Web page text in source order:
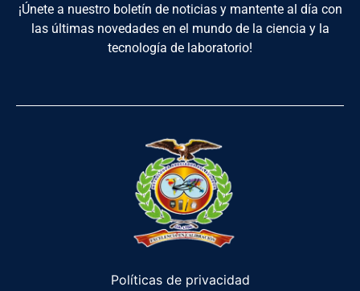
¡Únete a nuestro boletín de noticias y mantente al día con
las últimas novedades en el mundo de la ciencia y la
tecnología de laboratorio!
Políticas de privacidad